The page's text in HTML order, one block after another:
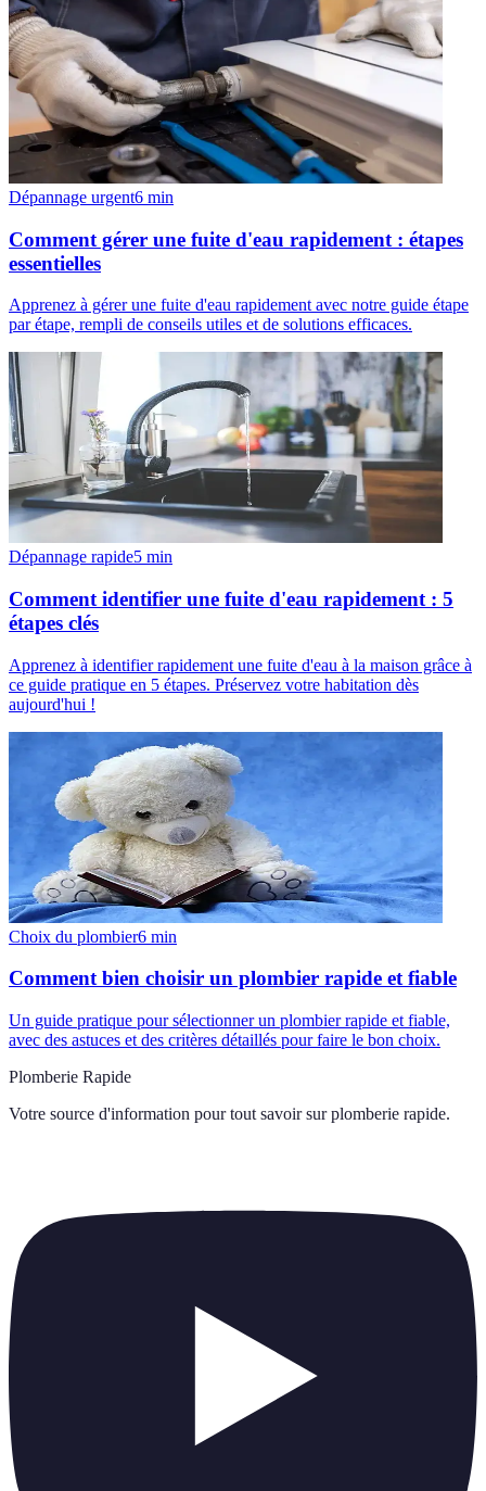
Dépannage urgent6 min
Comment gérer une fuite d'eau rapidement : étapes
essentielles
Apprenez à gérer une fuite d'eau rapidement avec notre guide étape
par étape, rempli de conseils utiles et de solutions efficaces.
Dépannage rapide5 min
Comment identifier une fuite d'eau rapidement : 5
étapes clés
Apprenez à identifier rapidement une fuite d'eau à la maison grâce à
ce guide pratique en 5 étapes. Préservez votre habitation dès
aujourd'hui !
Choix du plombier6 min
Comment bien choisir un plombier rapide et fiable
Un guide pratique pour sélectionner un plombier rapide et fiable,
avec des astuces et des critères détaillés pour faire le bon choix.
Plomberie Rapide
Votre source d'information pour tout savoir sur plomberie rapide.